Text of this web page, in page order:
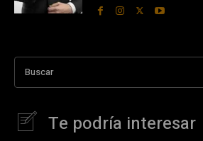
Buscar
Te podría interesar